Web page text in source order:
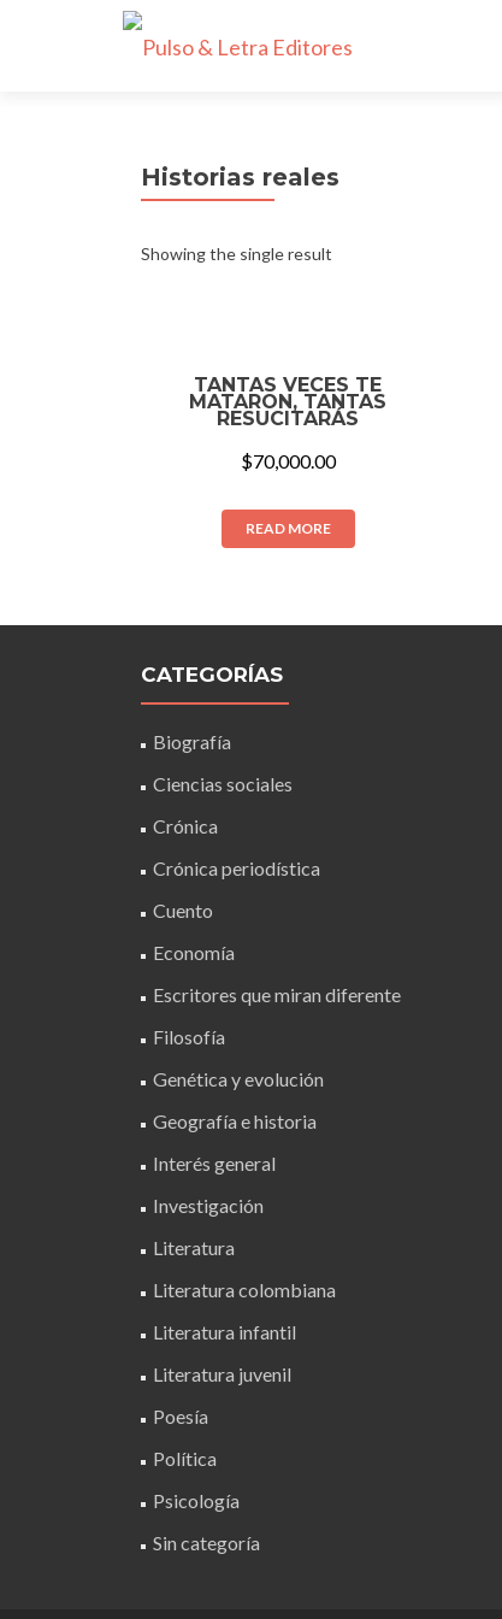
Historias reales
Showing the single result
TANTAS VECES TE
MATARON, TANTAS
RESUCITARÁS
$70,000.00
READ MORE
CATEGORÍAS
Biografía
Ciencias sociales
Crónica
Crónica periodística
Cuento
Economía
Escritores que miran diferente
Filosofía
Genética y evolución
Geografía e historia
Interés general
Investigación
Literatura
Literatura colombiana
Literatura infantil
Literatura juvenil
Poesía
Política
Psicología
Sin categoría